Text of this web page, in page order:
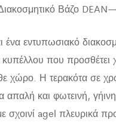
Βάζο
ένα εντυπωσιακό
που προσθέτει
χώρο. Η τερακότα σε
απαλή και φωτεινή,
σχοινί agel πλευρικά